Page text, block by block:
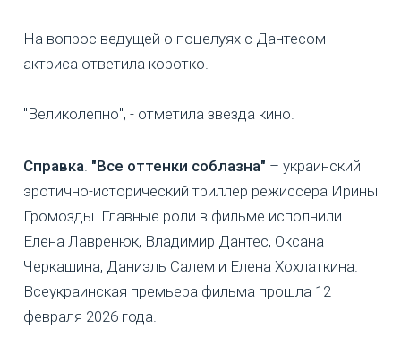
На вопрос ведущей о поцелуях с Дантесом
актриса ответила коротко.
"Великолепно", - отметила звезда кино.
Справка. "Все оттенки соблазна" – украинский
эротично-исторический триллер режиссера Ирины
Громозды. Главные роли в фильме исполнили
Елена Лавренюк, Владимир Дантес, Оксана
Черкашина, Даниэль Салем и Елена Хохлаткина.
Всеукраинская премьера фильма прошла 12
февраля 2026 года.